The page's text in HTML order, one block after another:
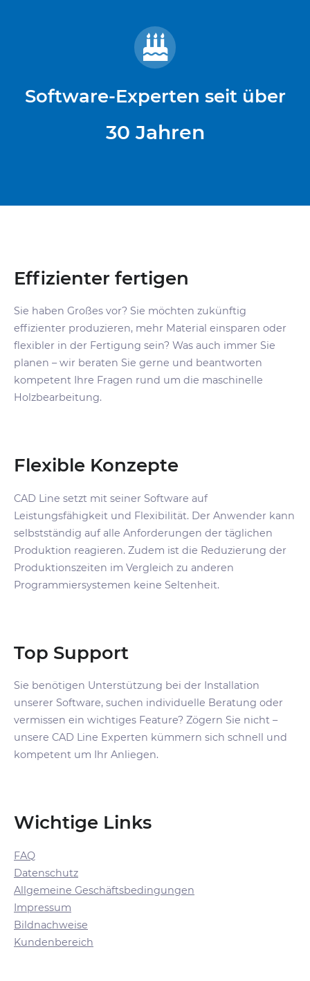
Software-Experten seit über
30 Jahren
Effizienter fertigen
Sie haben Großes vor? Sie möchten zukünftig
effizienter produzieren, mehr Material einsparen oder
flexibler in der Fertigung sein? Was auch immer Sie
planen – wir beraten Sie gerne und beantworten
kompetent Ihre Fragen rund um die maschinelle
Holzbearbeitung.
Flexible Konzepte
CAD Line setzt mit seiner Software auf
Leistungsfähigkeit und Flexibilität. Der Anwender kann
selbstständig auf alle Anforderungen der täglichen
Produktion reagieren. Zudem ist die Reduzierung der
Produktionszeiten im Vergleich zu anderen
Programmiersystemen keine Seltenheit.
Top Support
Sie benötigen Unterstützung bei der Installation
unserer Software, suchen individuelle Beratung oder
vermissen ein wichtiges Feature? Zögern Sie nicht –
unsere CAD Line Experten kümmern sich schnell und
kompetent um Ihr Anliegen.
Wichtige Links
FAQ
Datenschutz
Allgemeine Geschäftsbedingungen
Impressum
Bildnachweise
Kundenbereich